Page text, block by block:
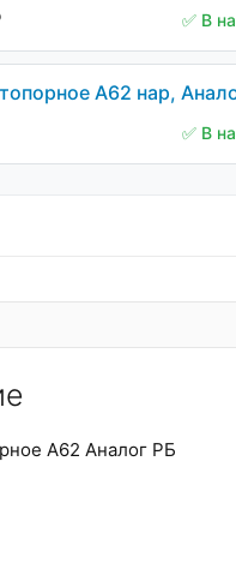
✅ В
А62 нар,
✅ В
А62 Аналог РБ